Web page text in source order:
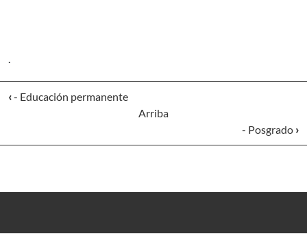
.
‹- Educación permanente
Arriba
- Posgrado ›